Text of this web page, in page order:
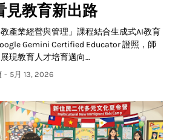
見教育新出路
產業經營與管理」課程結合生成式AI教育
Gemini Certified Educator 證照，師
現教育人才培育邁向…
- 5月 13, 2026